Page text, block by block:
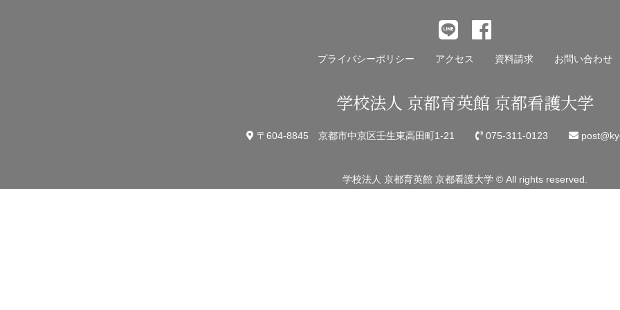
プライバシーポリシー アクセス 資料請求 お問い合わせ
学校法人 京都育英館 京都看護大学
〒604-8845 京都市中京区壬生東高田町1-21 075-311-0123
学校法人 京都育英館 京都看護大学 © All rights reserved.